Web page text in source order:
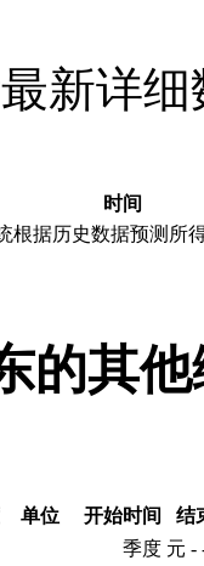
新详细
时间
根据历史数据预测所
的其
单位 开始时间
结
季度 元 -